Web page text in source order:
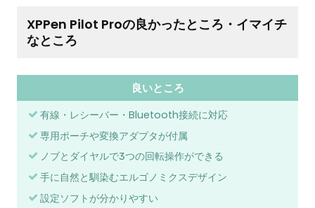
XPPen Pilot Proの良かったところ・イマイチ
なところ
良いところ
有線・レシーバー・Bluetooth接続に対応
専用ポーチや変換アダプタが付属
ノブとダイヤルで3つの回転操作ができる
手に自然と馴染むエルゴノミクスデザイン
設定ソフトが分かりやすい